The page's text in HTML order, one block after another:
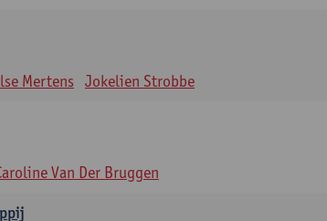
Mertens Jokelien Strobbe
Van Der Bruggen